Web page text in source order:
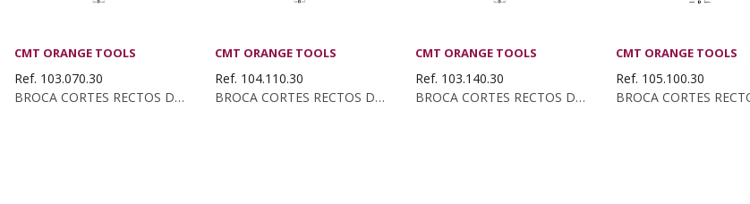
CMT ORANGE TOOLS
Ref. 103.070.30
BROCA CORTES RECTOS DX/SX KSS D:7X45 S:16X50 Z2
CMT ORANGE TOOLS
Ref. 104.110.30
BROCA CORTES RECTOS DX/SX KSS D:11X55 S:13X50 Z4
CMT ORANGE TOOLS
Ref. 103.140.30
BROCA CORTES RECTOS DX/SX KSS D:14X55 S:16X50 Z2
CMT ORANGE TOOLS
Ref. 105.100.30